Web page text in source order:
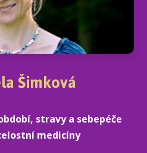
Šimková
stravy a sebepéče
medicíny